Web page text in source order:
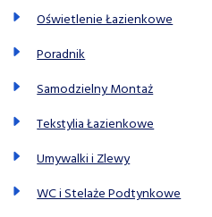
Oświetlenie Łazienkowe
Poradnik
Samodzielny Montaż
Tekstylia Łazienkowe
Umywalki i Zlewy
WC i Stelaże Podtynkowe